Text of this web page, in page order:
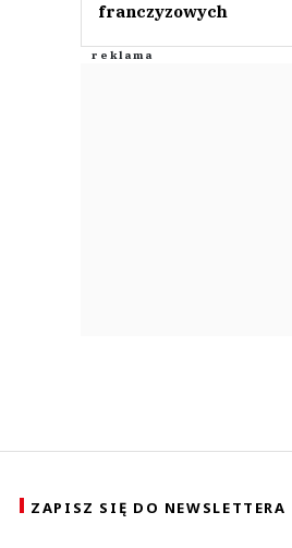
franczyzowych
ZAPISZ SIĘ DO NEWSLETTERA